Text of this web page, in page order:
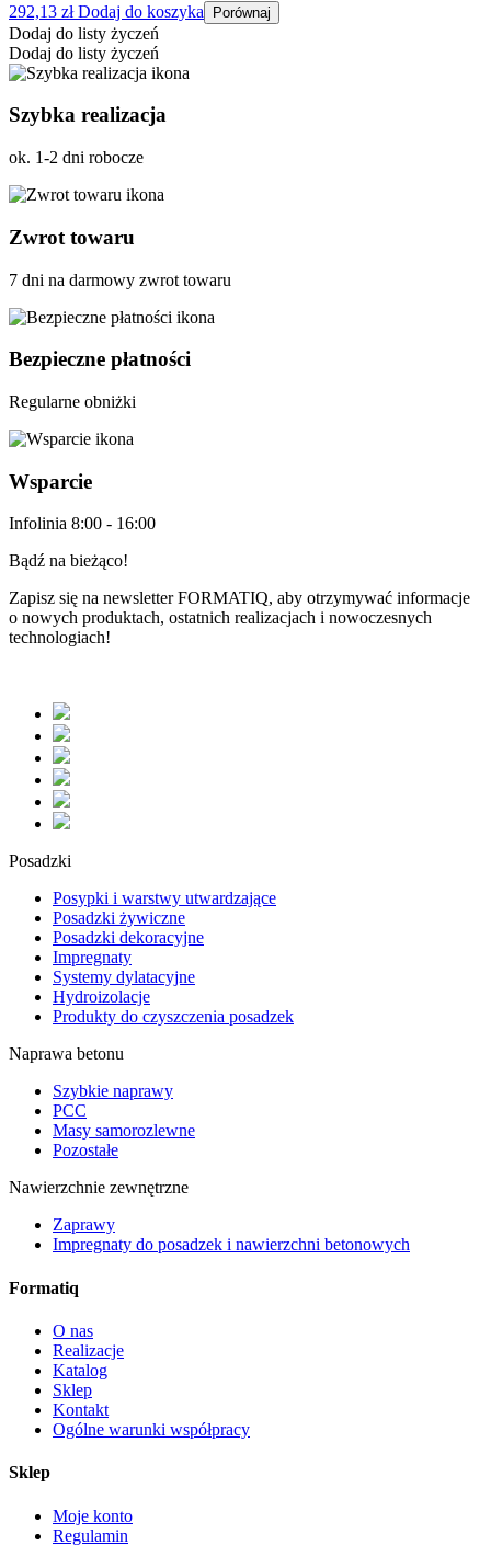
292,13 zł Dodaj do koszyka Porównaj
Dodaj do listy życzeń
Dodaj do listy życzeń
Szybka realizacja
ok. 1-2 dni robocze
Zwrot towaru
7 dni na darmowy zwrot towaru
Bezpieczne płatności
Regularne obniżki
Wsparcie
Infolinia 8:00 - 16:00
Bądź na bieżąco!
Zapisz się na newsletterFORMATIQ, aby otrzymywać informacje
o nowych produktach, ostatnich realizacjach i nowoczesnych
technologiach!
Posadzki
Posypki i warstwy utwardzające
Posadzki żywiczne
Posadzki dekoracyjne
Impregnaty
Systemy dylatacyjne
Hydroizolacje
Produkty do czyszczenia posadzek
Naprawa betonu
Szybkie naprawy
PCC
Masy samorozlewne
Pozostałe
Nawierzchnie zewnętrzne
Zaprawy
Impregnaty do posadzek i nawierzchni betonowych
Formatiq
O nas
Realizacje
Katalog
Sklep
Kontakt
Ogólne warunki współpracy
Sklep
Moje konto
Regulamin